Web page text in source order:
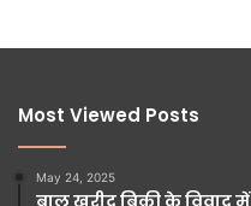
Most Viewed Posts
May 24, 2025